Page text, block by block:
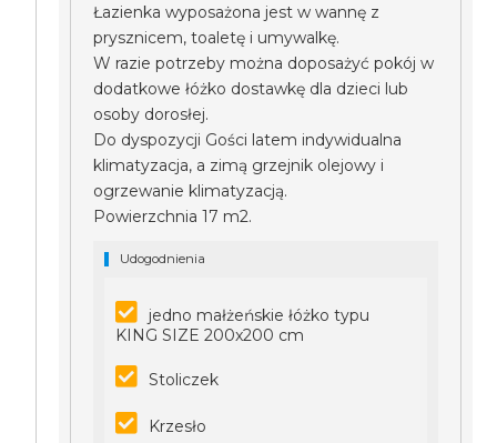
Łazienka wyposażona jest w wannę z
prysznicem, toaletę i umywalkę.
W razie potrzeby można doposażyć pokój w
dodatkowe łóżko dostawkę dla dzieci lub
osoby dorosłej.
Do dyspozycji Gości latem indywidualna
klimatyzacja, a zimą grzejnik olejowy i
ogrzewanie klimatyzacją.
Powierzchnia 17 m2.
Udogodnienia
jedno małżeńskie łóżko typu
KING SIZE 200x200 cm
Stoliczek
Krzesło